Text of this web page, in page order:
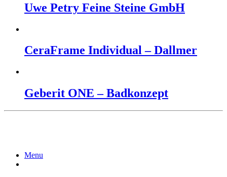
Uwe Petry Feine Steine GmbH
CeraFrame Individual – Dallmer
Geberit ONE – Badkonzept
Menu